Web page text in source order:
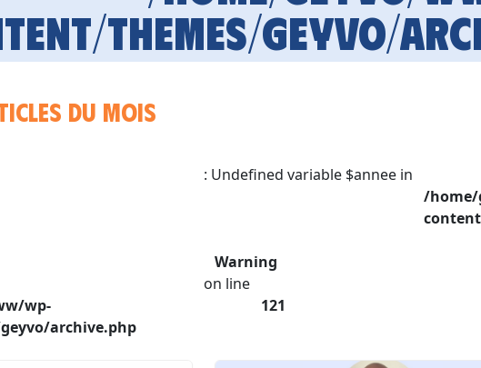
themes/geyvo/
du mois
: Undefined variable $annee in
/
Warning
wp-
archive.php
on line
121